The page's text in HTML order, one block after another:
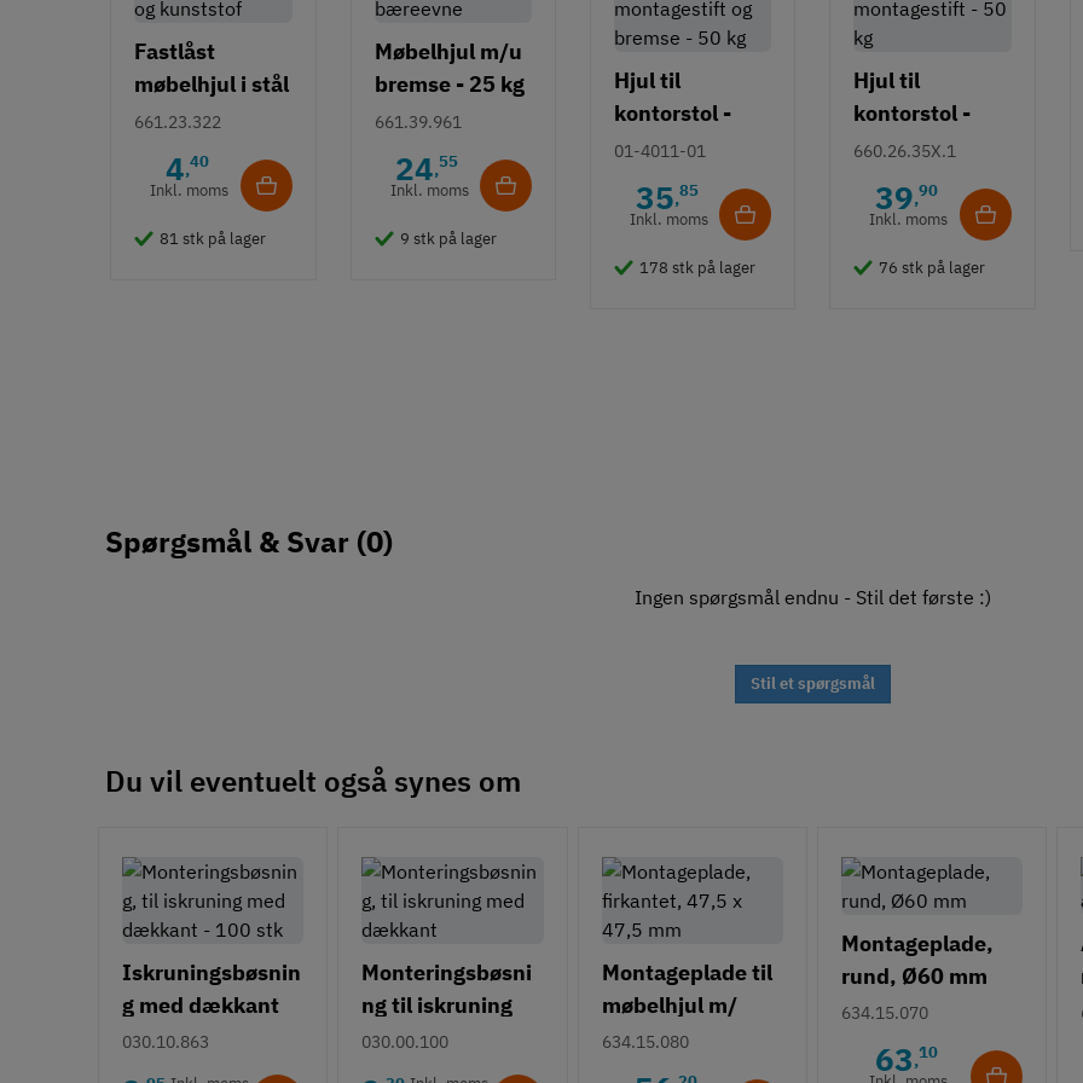
Fastlåst
møbelhjul i stål
og kunststof
661.23.322
4,40
Inkl. moms
81 stk på lager
Møbelhjul m/u
bremse - 25 kg
bæreevne
661.39.961
24,55
Inkl. moms
9 stk på lager
Hjul til
kontorstol -
uden
montagestift -
50 kg
01-4011-01
35,85
Inkl. moms
178 stk på lager
Hjul til
kontorstol -
uden
montagestift -
50 kg
660.26.35X.1
39,90
Inkl. moms
76 stk på lager
Spørgsmål & Svar (0)
Ingen spørgsmål endnu - Stil det første :)
Stil et spørgsmål
Du vil eventuelt også synes om
Iskruningsbøsnin
g med dækkant
030.10.863
Monteringsbøsni
ng til iskruning
030.00.100
Montageplade til
møbelhjul m/
gevind - firkantet
- 47,5 x 47,5 mm
634.15.080
Montageplade,
rund, Ø60 mm
634.15.070
63,10